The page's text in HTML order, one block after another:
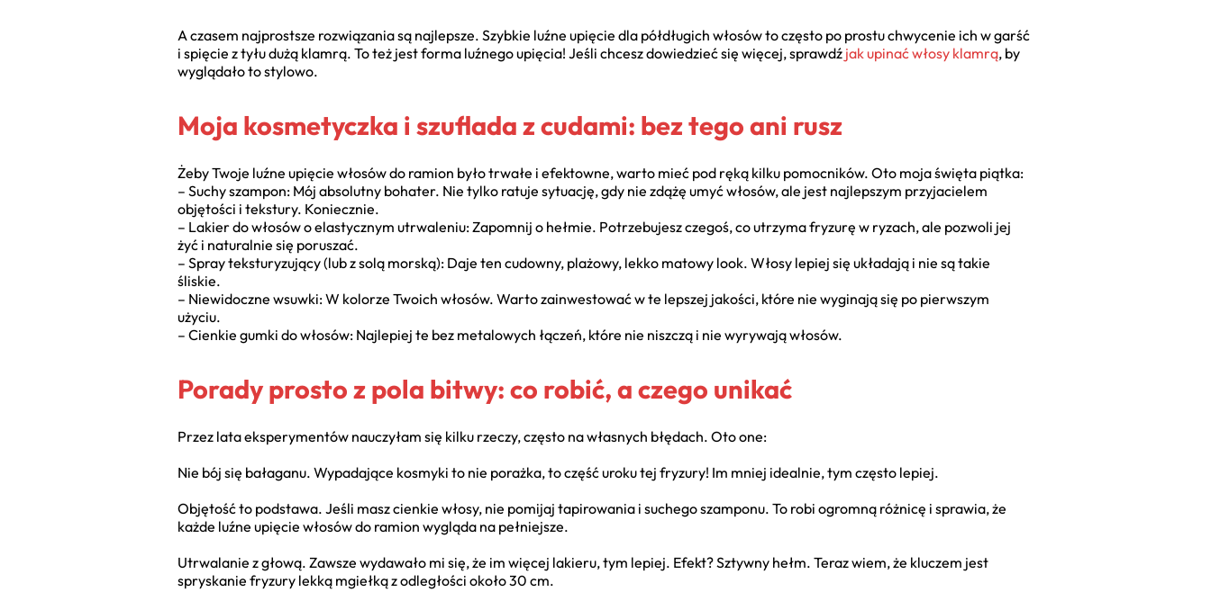
A czasem najprostsze rozwiązania są najlepsze. Szybkie luźne upięcie dla półdługich włosów to często po prostu chwycenie ich w garść
i spięcie z tyłu dużą klamrą. To też jest forma luźnego upięcia! Jeśli chcesz dowiedzieć się więcej, sprawdź jak upinać włosy klamrą, by
wyglądało to stylowo.
Moja kosmetyczka i szuflada z cudami: bez tego ani rusz
Żeby Twoje luźne upięcie włosów do ramion było trwałe i efektowne, warto mieć pod ręką kilku pomocników. Oto moja święta piątka:
– Suchy szampon: Mój absolutny bohater. Nie tylko ratuje sytuację, gdy nie zdążę umyć włosów, ale jest najlepszym przyjacielem
objętości i tekstury. Koniecznie.
– Lakier do włosów o elastycznym utrwaleniu: Zapomnij o hełmie. Potrzebujesz czegoś, co utrzyma fryzurę w ryzach, ale pozwoli jej
żyć i naturalnie się poruszać.
– Spray teksturyzujący (lub z solą morską): Daje ten cudowny, plażowy, lekko matowy look. Włosy lepiej się układają i nie są takie
śliskie.
– Niewidoczne wsuwki: W kolorze Twoich włosów. Warto zainwestować w te lepszej jakości, które nie wyginają się po pierwszym
użyciu.
– Cienkie gumki do włosów: Najlepiej te bez metalowych łączeń, które nie niszczą i nie wyrywają włosów.
Porady prosto z pola bitwy: co robić, a czego unikać
Przez lata eksperymentów nauczyłam się kilku rzeczy, często na własnych błędach. Oto one:
Nie bój się bałaganu. Wypadające kosmyki to nie porażka, to część uroku tej fryzury! Im mniej idealnie, tym często lepiej.
Objętość to podstawa. Jeśli masz cienkie włosy, nie pomijaj tapirowania i suchego szamponu. To robi ogromną różnicę i sprawia, że
każde luźne upięcie włosów do ramion wygląda na pełniejsze.
Utrwalanie z głową. Zawsze wydawało mi się, że im więcej lakieru, tym lepiej. Efekt? Sztywny hełm. Teraz wiem, że kluczem jest
spryskanie fryzury lekką mgiełką z odległości około 30 cm.